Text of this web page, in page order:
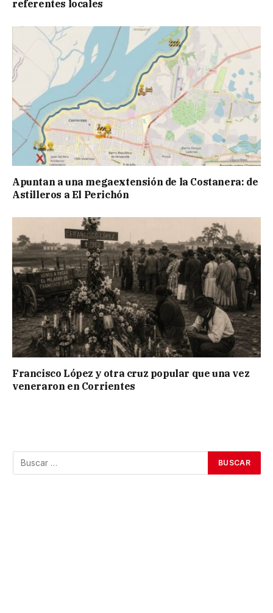
referentes locales
Apuntan a una megaextensión de la Costanera: de
Astilleros a El Perichón
Francisco López y otra cruz popular que una vez
veneraron en Corrientes